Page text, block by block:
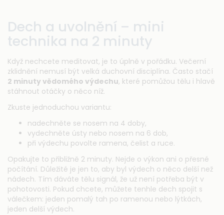
Dech a uvolnění – mini
technika na 2 minuty
Když nechcete meditovat, je to úplně v pořádku. Večerní
zklidnění nemusí být velká duchovní disciplína. Často stačí
2 minuty vědomého výdechu, které pomůžou tělu i hlavě
stáhnout otáčky o něco níž.
Zkuste jednoduchou variantu:
nadechněte se nosem na 4 doby,
vydechněte ústy nebo nosem na 6 dob,
při výdechu povolte ramena, čelist a ruce.
Opakujte to přibližně 2 minuty. Nejde o výkon ani o přesné
počítání. Důležité je jen to, aby byl výdech o něco delší než
nádech. Tím dáváte tělu signál, že už není potřeba být v
pohotovosti. Pokud chcete, můžete tenhle dech spojit s
válečkem: jeden pomalý tah po ramenou nebo lýtkách,
jeden delší výdech.